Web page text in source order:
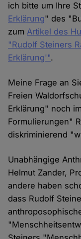
ich bitte um Ihre
Erklärung" des
zumArtikel des
"Rudolf Steiners
Erklärung'".
Meine Frage an
Freien
Erklärung" noch
Formulierungen"
diskriminierend
Unabhängige
Helmut Zander,
andere haben
dass Rudolf